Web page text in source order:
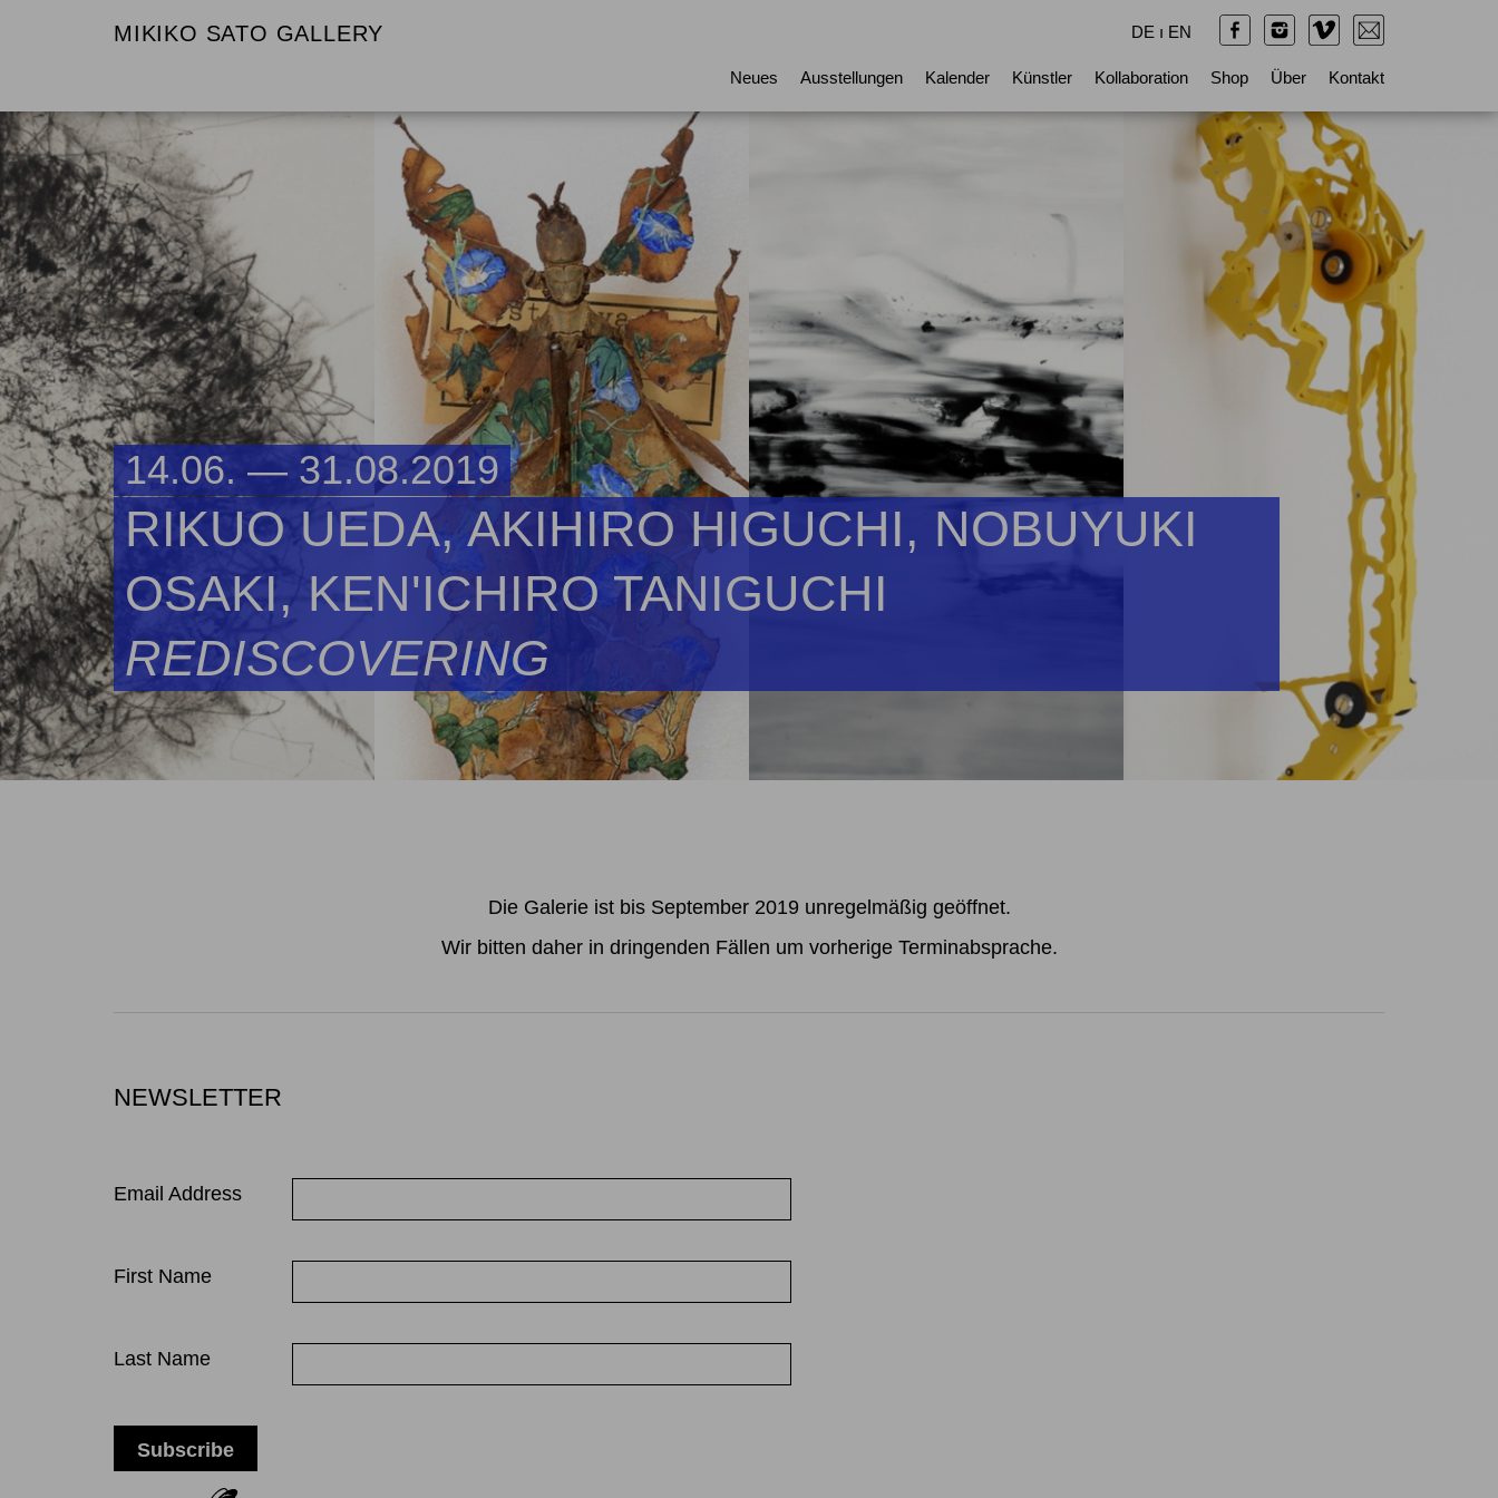
MIKIKO SATO GALLERY
Neues Ausstellungen Kalender Künstler Kollaboration Shop Über Kontakt
DE ı EN
14.06. — 31.08.2019
RIKUO UEDA, AKIHIRO HIGUCHI, NOBUYUKI
OSAKI, KEN'ICHIRO TANIGUCHI
REDISCOVERING
Die Galerie ist bis September 2019 unregelmäßig geöffnet.
Wir bitten daher in dringenden Fällen um vorherige Terminabsprache.
NEWSLETTER
Email Address
First Name
Last Name